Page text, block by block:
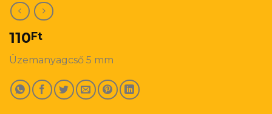
110Ft
Üzemanyagcső 5 mm